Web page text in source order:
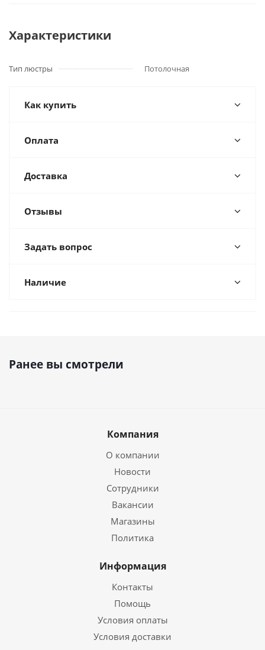
Характеристики
Тип люстры Потолочная
Как купить
Оплата
Доставка
Отзывы
Задать вопрос
Наличие
Ранее вы смотрели
Компания
О компании
Новости
Сотрудники
Вакансии
Магазины
Политика
Информация
Контакты
Помощь
Условия оплаты
Условия доставки